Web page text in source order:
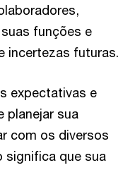
funções e
incertezas futuras.
expectativas e
planejar sua
com os diversos
significa que sua